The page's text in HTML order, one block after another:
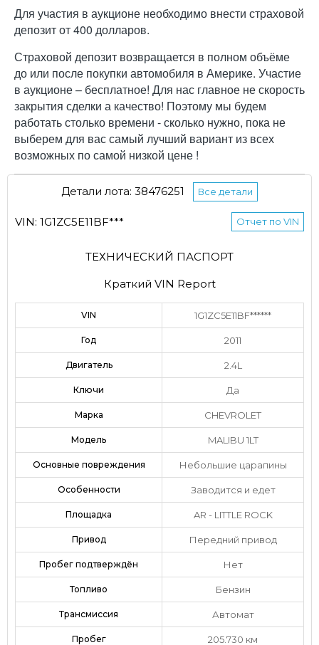
Для участия в аукционе необходимо внести страховой
депозит от 400 долларов.
Страховой депозит возвращается в полном объёме
до или после покупки автомобиля в Америке. Участие
в аукционе – бесплатное! Для нас главное не скорость
закрытия сделки а качество! Поэтому мы будем
работать столько времени - сколько нужно, пока не
выберем для вас самый лучший вариант из всех
возможных по самой низкой цене !
Детали лота: 38476251 Все детали
VIN: 1G1ZC5E11BF*** Отчет по VIN
ТЕХНИЧЕСКИЙ ПАСПОРТ
Краткий VIN Report
VIN 1G1ZC5E11BF******
Год 2011
Двигатель 2.4L
Ключи Да
Марка CHEVROLET
Модель MALIBU 1LT
Основные повреждения Небольшие царапины
Особенности Заводится и едет
Площадка AR - LITTLE ROCK
Привод Передний привод
Пробег подтверждён Нет
Топливо Бензин
Трансмиссия Автомат
Пробег 205.730 км